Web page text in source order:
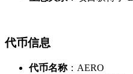
代币信息
代币名称：AERO